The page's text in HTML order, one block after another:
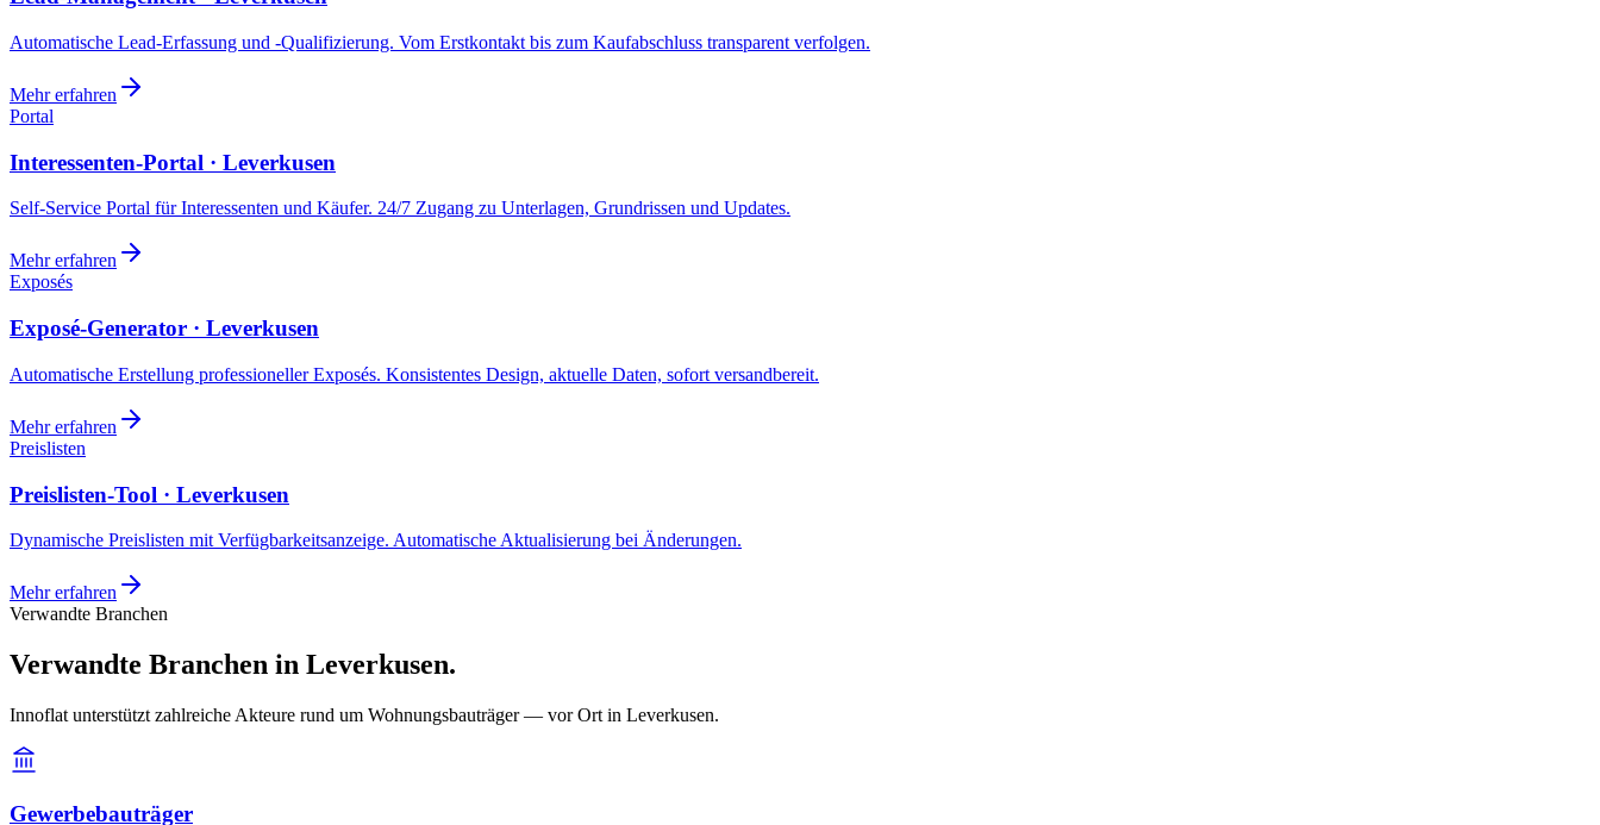
Automatische Lead-Erfassung und -Qualifizierung. Vom Erstkontakt bis zum Kaufabschluss transparent verfolgen.
Mehr erfahren
Portal
Interessenten-Portal · Leverkusen
Self-Service Portal für Interessenten und Käufer. 24/7 Zugang zu Unterlagen, Grundrissen und Updates.
Mehr erfahren
Exposés
Exposé-Generator · Leverkusen
Automatische Erstellung professioneller Exposés. Konsistentes Design, aktuelle Daten, sofort versandbereit.
Mehr erfahren
Preislisten
Preislisten-Tool · Leverkusen
Dynamische Preislisten mit Verfügbarkeitsanzeige. Automatische Aktualisierung bei Änderungen.
Mehr erfahren
Verwandte Branchen
Verwandte Branchen in Leverkusen.
Innoflat unterstützt zahlreiche Akteure rund um Wohnungsbauträger — vor Ort in Leverkusen.
Gewerbebauträger